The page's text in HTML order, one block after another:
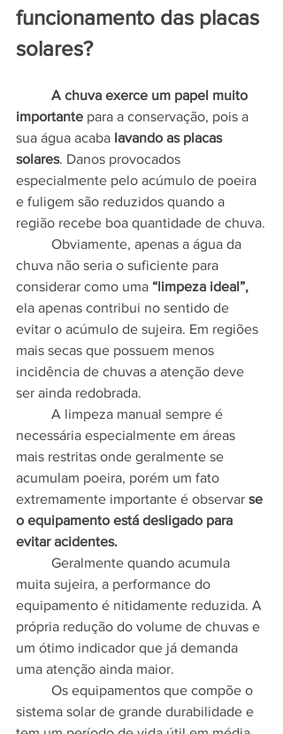
funcionamento das placas
solares?
importante para a conservação, pois a
sua água acaba lavando as placas
solares. Danos provocados
especialmente pelo acúmulo de poeira
e fuligem são reduzidos quando a
região recebe boa quantidade de chuva.
chuva não seria o suficiente para
considerar como uma “limpeza ideal”,
ela apenas contribui no sentido de
evitar o acúmulo de sujeira. Em regiões
mais secas que possuem menos
incidência de chuvas a atenção deve
ser ainda redobrada.
necessária especialmente em áreas
mais restritas onde geralmente se
acumulam poeira, porém um fato
extremamente importante é observar se
o equipamento está desligado para
evitar acidentes.
muita sujeira, a performance do
equipamento é nitidamente reduzida. A
própria redução do volume de chuvas e
um ótimo indicador que já demanda
uma atenção ainda maior.
sistema solar de grande durabilidade e